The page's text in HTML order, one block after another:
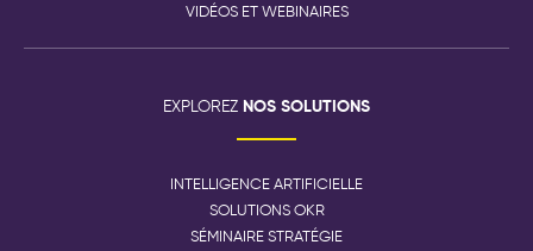
VIDÉOS ET WEBINAIRES
EXPLOREZ NOS SOLUTIONS
INTELLIGENCE ARTIFICIELLE
SOLUTIONS OKR
SÉMINAIRE STRATÉGIE